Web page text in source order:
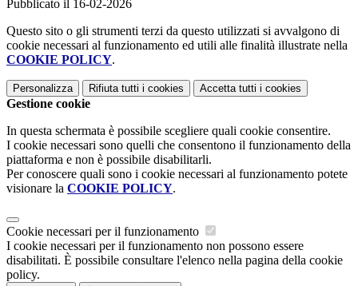
Pubblicato il 16-02-2026
Questo sito o gli strumenti terzi da questo utilizzati si avvalgono di
cookie necessari al funzionamento ed utili alle finalità illustrate nella
COOKIE POLICY.
Personalizza Rifiuta tutti i cookies Accetta tutti i cookies
Gestione cookie
In questa schermata è possibile scegliere quali cookie consentire.
I cookie necessari sono quelli che consentono il funzionamento della
piattaforma e non è possibile disabilitarli.
Per conoscere quali sono i cookie necessari al funzionamento potete
visionare la COOKIE POLICY.
Cookie necessari per il funzionamento
I cookie necessari per il funzionamento non possono essere
disabilitati. È possibile consultare l'elenco nella pagina della cookie
policy.